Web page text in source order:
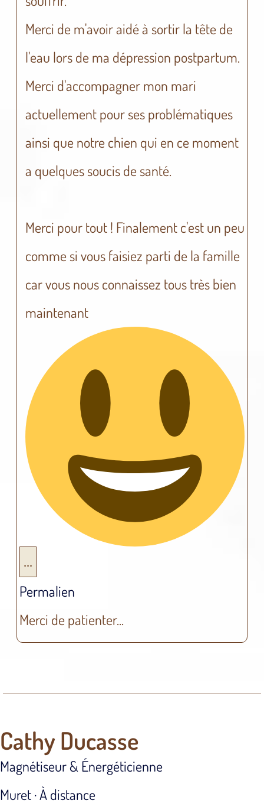
Merci de m'avoir aidé à sortir la tête de
l'eau lors de ma dépression postpartum.
Merci d'accompagner mon mari
actuellement pour ses problématiques
ainsi que notre chien qui en ce moment
a quelques soucis de santé.
Merci pour tout ! Finalement c'est un peu
comme si vous faisiez parti de la famille
car vous nous connaissez tous très bien
maintenant
...
Permalien
Merci de patienter...
Cathy Ducasse
Magnétiseur & Énergéticienne
Muret · À distance